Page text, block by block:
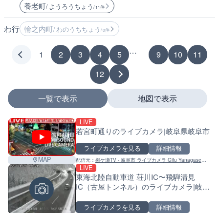
養老町/ ようろうちょう / 11件
わ行 輪之内町/ わのうちちょう / 0件
1 2 3 4 5 … 9 10
11
12
一覧で表示
MAP
LIVE
若宮町通りのライブカメラ|岐阜県岐阜市
ライブカメラを見る 詳細情報
配信元： 柳ケ瀬TV - 岐阜市 ライブカメラ Gifu Yanagase
LIVE camera
LIVE
東海北陸自動車道 荘川IC〜飛騨清見
IC（古屋トンネル）のライブカメラ|岐阜
ライブカメラを見る 詳細情報
地図で表示
+
−
マーカーをタップするとライブカメラの詳細が表示さ